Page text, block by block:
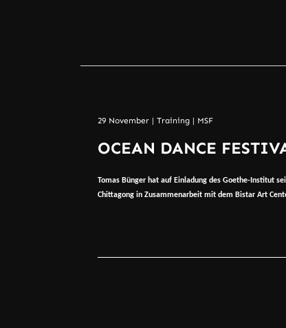
29 November | Training | MSF
OCEAN DANCE
Tomas Bünger hat auf Einladung des Goethe-Institut
Chittagong in Zusammenarbeit mit dem Bistar Art